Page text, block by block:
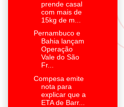
prende casal
com mais de
15kg de m...
Pernambuco e
Bahia lançam
Operação
Vale do São
Fr...
Compesa emite
nota para
explicar que a
ETA de Barr...